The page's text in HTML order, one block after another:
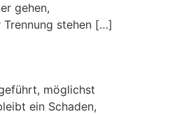
gehen,
Trennung stehen […]
möglichst
ein Schaden,